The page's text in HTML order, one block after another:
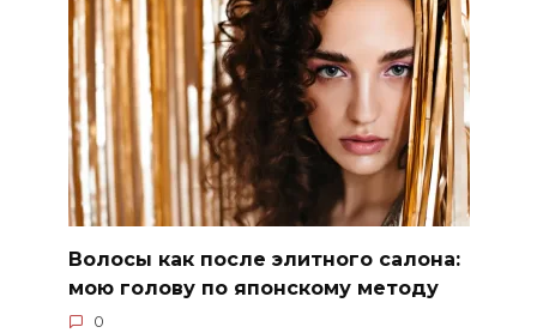
Волосы как после элитного салона:
мою голову по японскому методу
0